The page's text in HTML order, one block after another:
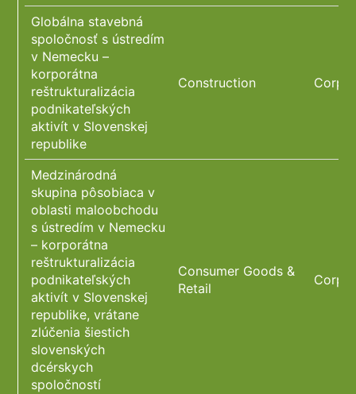
Globálna stavebná
spoločnosť s ústredím
v Nemecku –
korporátna
reštrukturalizácia
podnikateľských
aktivít v Slovenskej
republike
Construction
Medzinárodná
skupina pôsobiaca v
oblasti maloobchodu
s ústredím v Nemecku
– korporátna
reštrukturalizácia
podnikateľských
aktivít v Slovenskej
republike, vrátane
zlúčenia šiestich
slovenských
dcérskych
spoločností
Consumer Goods &
Retail